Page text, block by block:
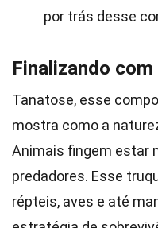
por trás desse
Finalizando
Tanatose, esse
mostra como a
Animais fingem estar
predadores. Esse
répteis, aves e até